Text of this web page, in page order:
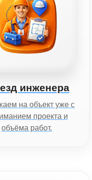
инженера
на объект уже с
проекта и
объёма работ.